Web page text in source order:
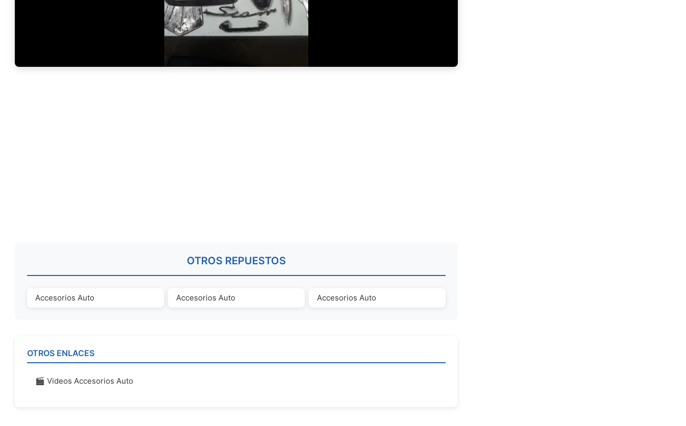
OTROS REPUESTOS
Accesorios Auto Accesorios Auto Accesorios Auto
OTROS ENLACES
🎬 Videos Accesorios Auto